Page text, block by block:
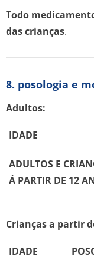
Todo
das crianças.
8. posologia e
Adultos:
IDADE
ADULTOS E
Á PARTIR DE 12
Crianças a partir
IDADE